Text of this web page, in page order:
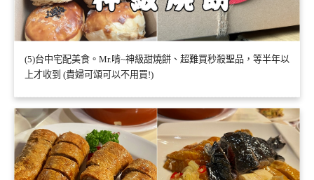
(5)台中宅配美食。Mr.啃~神級甜燒餅、超難買秒殺聖品，等半年以
上才收到 (貴婦可頌可以不用買!)